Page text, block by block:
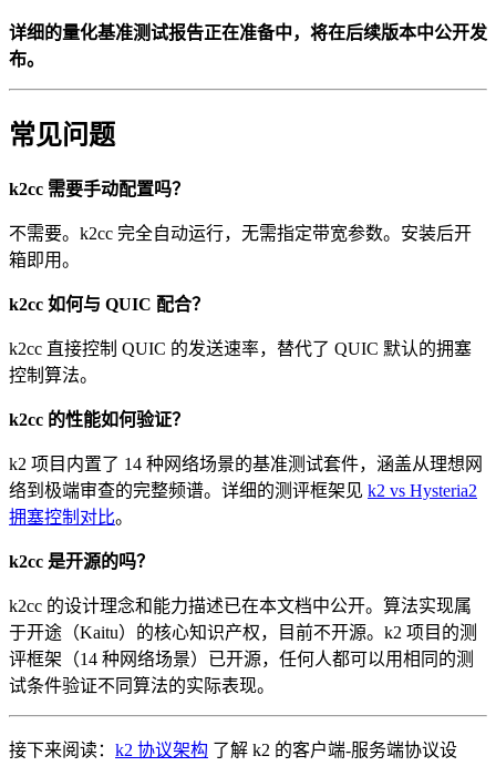
详细的量化基准测试报告正在准备中，将在后续版本中公开发
布。
常见问题
k2cc 需要手动配置吗？
不需要。k2cc 完全自动运行，无需指定带宽参数。安装后开
箱即用。
k2cc 如何与 QUIC 配合？
k2cc 直接控制 QUIC 的发送速率，替代了 QUIC 默认的拥塞
控制算法。
k2cc 的性能如何验证？
k2 项目内置了 14 种网络场景的基准测试套件，涵盖从理想网
络到极端审查的完整频谱。详细的测评框架见 k2 vs Hysteria2
拥塞控制对比。
k2cc 是开源的吗？
k2cc 的设计理念和能力描述已在本文档中公开。算法实现属
于开途（Kaitu）的核心知识产权，目前不开源。k2 项目的测
评框架（14 种网络场景）已开源，任何人都可以用相同的测
试条件验证不同算法的实际表现。
接下来阅读： k2 协议架构 了解 k2 的客户端-服务端协议设